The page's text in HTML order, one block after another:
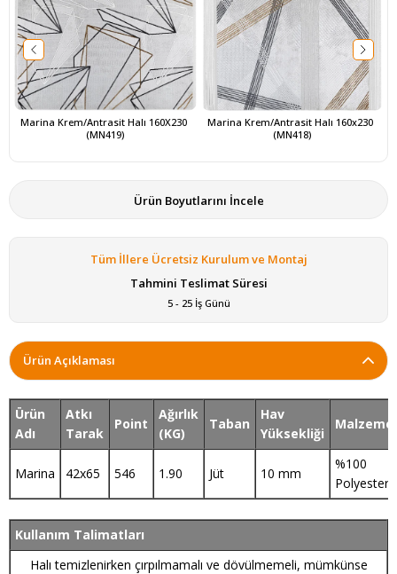
Marina Krem/Antrasit Halı 160X230
(MN419)
Marina Krem/Antrasit Halı 160x230
(MN418)
Ürün Boyutlarını İncele
Tüm İllere Ücretsiz Kurulum ve Montaj
Tahmini Teslimat Süresi
5 - 25 İş Günü
Ürün Açıklaması
Ürün
Adı
Atkı
Tarak
Point
Ağırlık
(KG)
Taban
Hav
Yüksekliği
Malzeme
Marina 42x65 546 1.90 Jüt 10 mm
%100
Polyester
Kullanım Talimatları
Halı temizlenirken çırpılmamalı ve dövülmemeli, mümkünse